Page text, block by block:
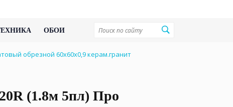
ОБОИ
обрезной 60x60x0,9 керам.гранит
(1.8м 5пл) Про